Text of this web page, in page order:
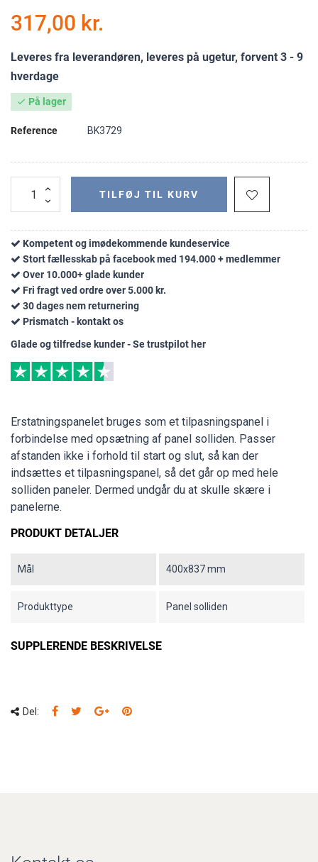
317,00 kr.
Leveres fra leverandøren, leveres på ugetur, forvent 3 - 9
hverdage
 På lager
Reference BK3729
TILFØJ TIL KURV
Kompetent og imødekommende kundeservice
Stort fællesskab på facebook med 194.000 + medlemmer
Over 10.000+ glade kunder
Fri fragt ved ordre over 5.000 kr.
30 dages nem returnering
Prismatch - kontakt os
Glade og tilfredse kunder - Se trustpilot her
Erstatningspanelet bruges som et tilpasningspanel i
forbindelse med opsætning af panel solliden. Passer
afstanden ikke i forhold til start og slut, så kan der
indsættes et tilpasningspanel, så det går op med hele
solliden paneler. Dermed undgår du at skulle skære i
panelerne.
PRODUKT DETALJER
Mål 400x837 mm
Produkttype Panel solliden
SUPPLERENDE BESKRIVELSE
Del: